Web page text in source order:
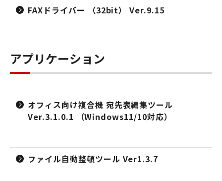
FAXドライバー （32bit） Ver.9.15
アプリケーション
オフィス向け複合機 宛先表編集ツール
Ver.3.1.0.1 （Windows11/10対応）
ファイル自動整頓ツール Ver1.3.7